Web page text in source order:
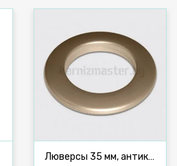
Люверсы 35 мм, антик №37, 10 шт